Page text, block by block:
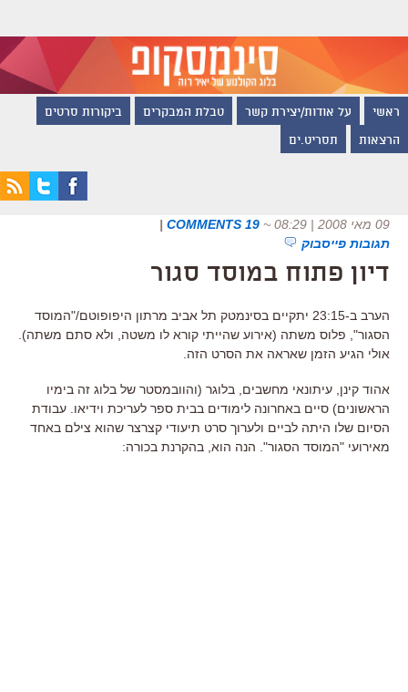
ראשי על אודות/יצירת קשר טבלת המבקרים ביקורות סרטים
הרצאות תסריט.ים
09 מאי 2008 | 08:29 ~
19 COMMENTS
|
תגובות פייסבוק
דיון פתוח במוסד סגור
הערב ב-23:15 יתקיים בסינמטק תל אביב מרתון היפופוטם/"המוסד
הסגור", פלוס משתה (אירוע שהייתי קורא לו משטה, ולא סתם משתה).
אולי הגיע הזמן שאראה את הסרט הזה.
אהוד קינן, עיתונאי מחשבים, בלוגר (והוובמסטר של בלוג זה בימיו
הראשונים) סיים באחרונה לימודים בבית ספר לעריכת וידיאו. עבודת
הסיום שלו היתה לביים ולערוך סרט תיעודי קצרצר שהוא צילם באחד
מאירועי "המוסד הסגור". הנה הוא, בהקרנת בכורה: